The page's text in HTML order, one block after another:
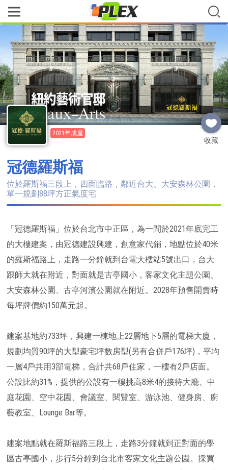
收藏
2021年成屋
冠德羅斯福
位於羅斯福三段上，四面臨路，鄰近台大、大安森林公園，
單一規劃88坪方正氣度宅
「冠德羅斯福」位於台北市中正區，為一間於2021年底完工
的大樓建案，由冠德建設興建，創意家代銷，地點位於40米
的羅斯福路上，走路一分鐘就到台電大樓站5號出口，台大
跟師大就在附近，對面就是古亭國小，客家文化主題公園、
大安森林公園、古亭河濱公園就在附近。2028年預售開賣時
每坪牌價約150萬元起。
建案基地約733坪，興建一棟地上22層地下5層的電梯大廈，
規劃均質90坪的大型豪宅坪數房型(另有合併戶176坪)，平均
一層4戶共用3部電梯，合計共68戶住家，一樓有2戶店面。
公設比約31%，提供的公設有一樓挑高8米4的接待大廳、中
庭花園、空中花園、會議室、閱覽室、游泳池、健身房、廚
藝教室、Lounge Bar等。
建案地點就在羅斯福路三段上，走路3分鐘就到正對面的學
區古亭國小，步行5分鐘到台北市客家文化主題公園。採買